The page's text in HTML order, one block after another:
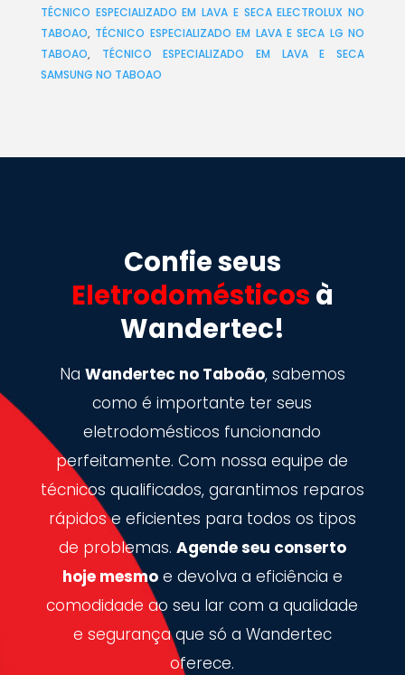
TÉCNICO ESPECIALIZADO EM LAVA E SECA ELECTROLUX NO
TABOAO, TÉCNICO ESPECIALIZADO EM LAVA E SECA LG NO
TABOAO, TÉCNICO ESPECIALIZADO EM LAVA E SECA
SAMSUNG NO TABOAO
Confie seus
Eletrodomésticos à
Wandertec!
Na Wandertec no Taboão, sabemos
como é importante ter seus
eletrodomésticos funcionando
perfeitamente. Com nossa equipe de
técnicos qualificados, garantimos reparos
rápidos e eficientes para todos os tipos
de problemas. Agende seu conserto
hoje mesmoe devolva a eficiência e
comodidade ao seu lar com a qualidade
e segurança que só a Wandertec
oferece.